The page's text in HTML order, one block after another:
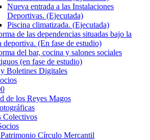
Nueva entrada a las Instalaciones
Deportivas. (Ejecutada)
Piscina climatizada. (Ejecutada)
de las dependencias situadas bajo la
deportiva. (En fase de estudio)
del bar, cocina y salones sociales
(en fase de estudio)
Boletines Digitales
de los Reyes Magos
Colectivos
Círculo Mercantil